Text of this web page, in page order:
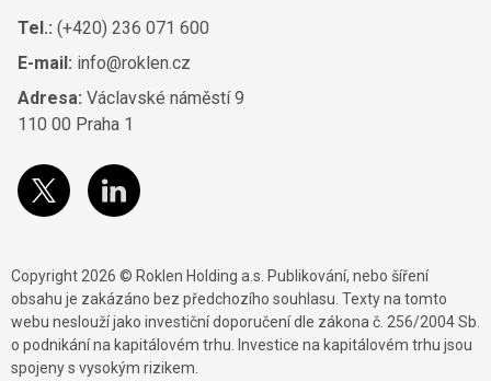
Tel.: (+420) 236 071 600
E-mail: info@roklen.cz
Adresa: Václavské náměstí 9
110 00 Praha 1
Copyright 2026 © Roklen Holding a.s. Publikování, nebo šíření
obsahu je zakázáno bez předchozího souhlasu. Texty na tomto
webu neslouží jako investiční doporučení dle zákona č. 256/2004 Sb.
o podnikání na kapitálovém trhu. Investice na kapitálovém trhu jsou
spojeny s vysokým rizikem.